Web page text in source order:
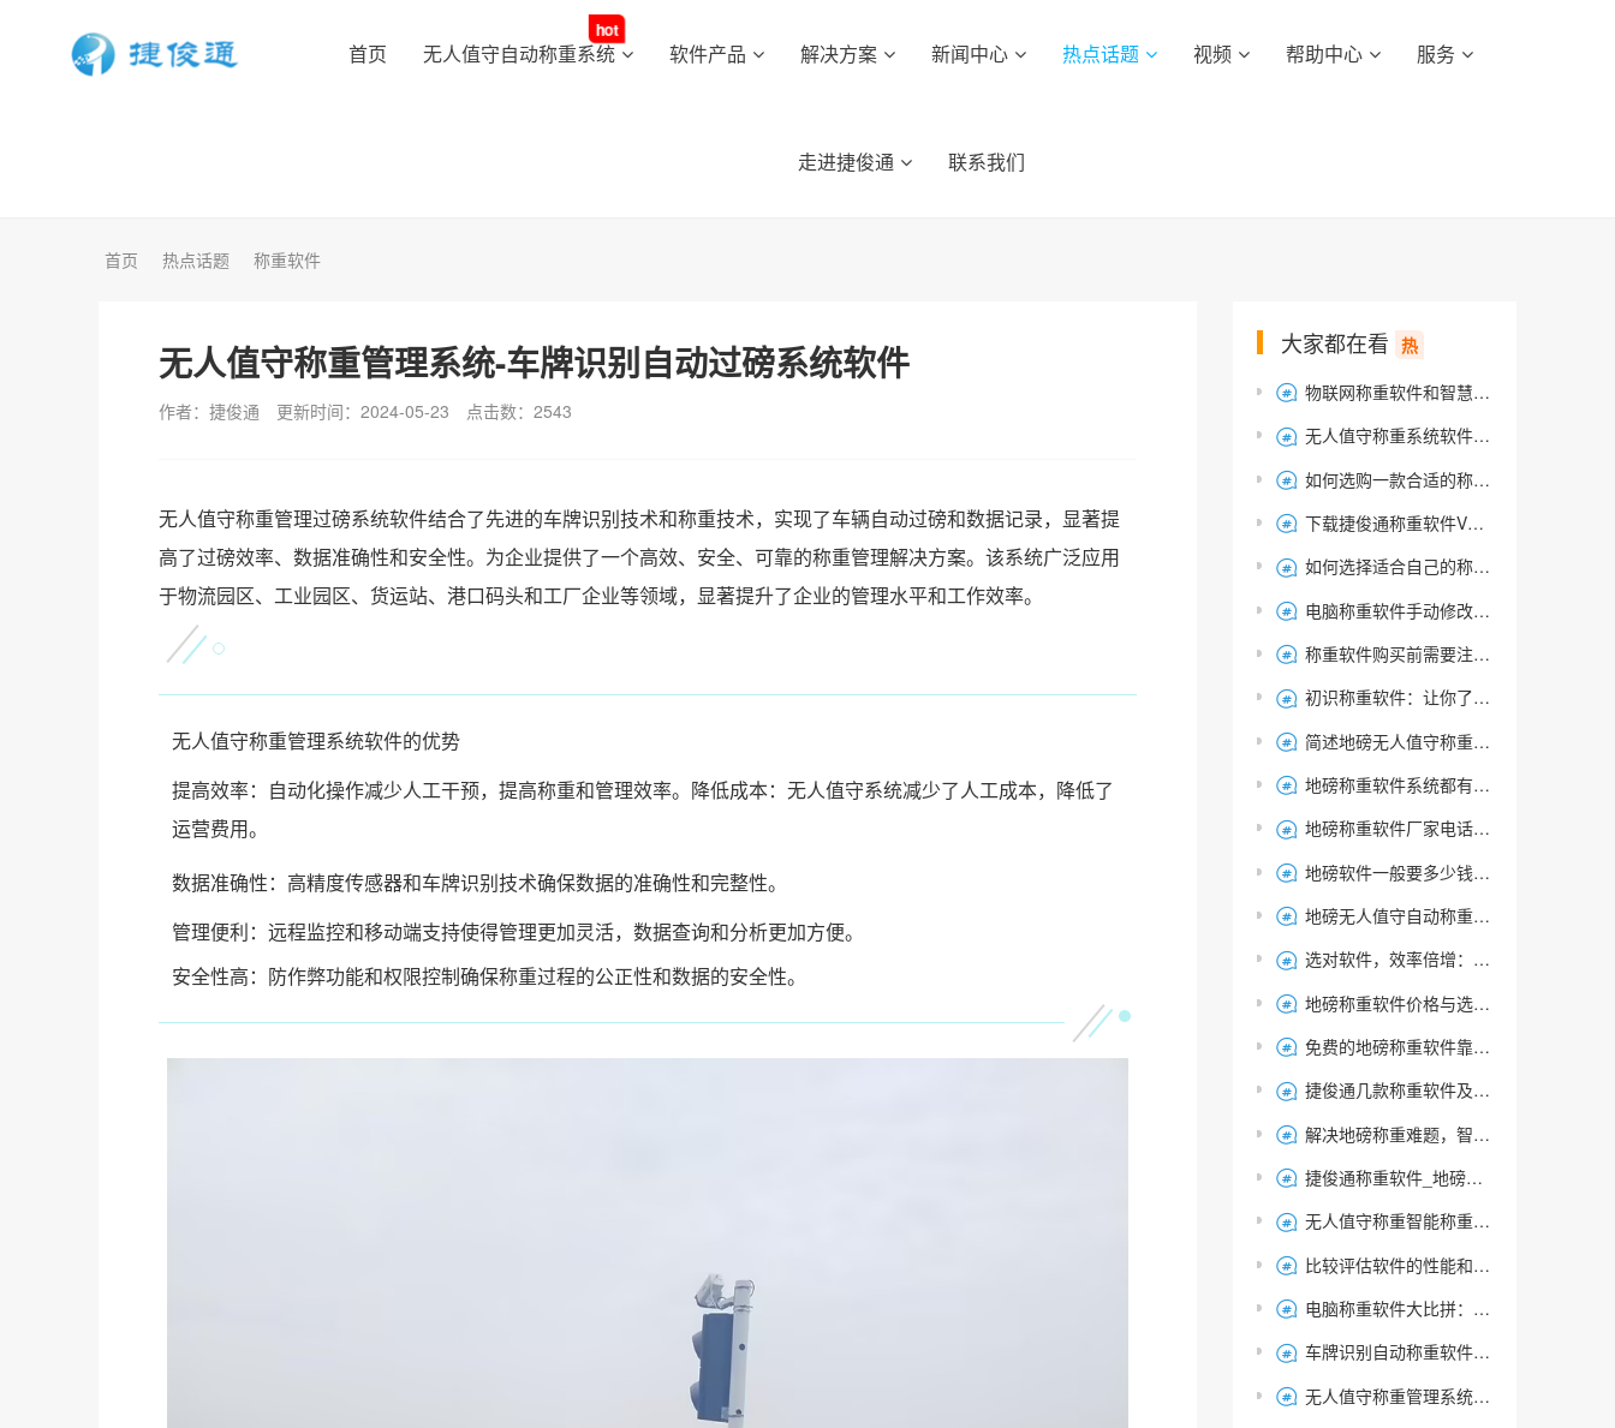
首页 无人值守自动称重系统
hot
软件产品 解决方案 新闻中心 热点话题 视频 帮助中心 服务
走进捷俊通 联系我们
首页 热点话题 称重软件
无人值守称重管理系统-车牌识别自动过磅系统软件
作者：捷俊通 更新时间：2024-05-23 点击数： 2543
无人值守称重管理过磅系统软件结合了先进的车牌识别技术和称重技术，实现了车辆自动过磅和数据记录，显著提
高了过磅效率、数据准确性和安全性。为企业提供了一个高效、安全、可靠的称重管理解决方案。该系统广泛应用
于物流园区、工业园区、货运站、港口码头和工厂企业等领域，显著提升了企业的管理水平和工作效率。
无人值守称重管理系统软件的优势
提高效率：自动化操作减少人工干预，提高称重和管理效率。 降低成本：无人值守系统减少了人工成本，降低了
运营费用。
数据准确性：高精度传感器和车牌识别技术确保数据的准确性和完整性。
管理便利：远程监控和移动端支持使得管理更加灵活，数据查询和分析更加方便。
安全性高：防作弊功能和权限控制确保称重过程的公正性和数据的安全性。
大家都在看 热
 物联网称重软件和智慧版与无人值守称重系统——版本简要概述
 无人值守称重系统软件-智能称重管理系统-捷俊通衡器云云平台
 如何选购一款合适的称重软件
 下载捷俊通称重软件V3.1.4.65，安装简便，免费试用
 如何选择适合自己的称重软件?
 电脑称重软件手动修改磅单能否自动更新系统数据？
 称重软件购买前需要注意哪些问题？详细解答
 初识称重软件：让你了解地磅称重软件的定义和特点
 简述地磅无人值守称重软件功能，实现称重过磅效率提升
 地磅称重软件系统都有哪些功能？哪家称重软件比较好用？
 地磅称重软件厂家电话 | 地磅秤系统厂家 | 捷俊通
 地磅软件一般要多少钱一套 地磅系统软件包含哪些
 地磅无人值守自动称重管理系统防作弊策略解析
 选对软件，效率倍增：不同版本称重软件如何决定过磅效能！
 地磅称重软件价格与选择：实现高效、准确的称重管理
 免费的地磅称重软件靠谱吗？地磅称重软件该怎么选？
 捷俊通几款称重软件及功能介绍
 解决地磅称重难题，智能称重软件让您事半功倍
 捷俊通称重软件_地磅称重软件的性能如何？
 无人值守称重智能称重管理系统，功能及应用
 比较评估软件的性能和适用性:选择适合您的称重管理系统软件
 电脑称重软件大比拼：推荐几款好用的称重软件下载
 车牌识别自动称重软件：提升称重效率与称重管理的智能选择
 无人值守称重管理系统-车牌识别自动过磅系统软件